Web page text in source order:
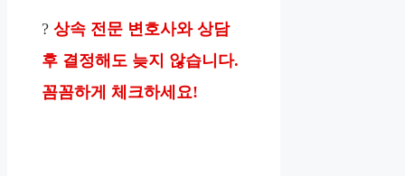
? 상속 전문 변호사와 상담
후 결정해도 늦지 않습니다.
꼼꼼하게 체크하세요!